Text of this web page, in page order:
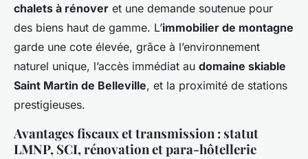
chalets à rénover et une demande soutenue pour
des biens haut de gamme. L’immobilier de montagne
garde une cote élevée, grâce à l’environnement
naturel unique, l’accès immédiat au domaine skiable
Saint Martin de Belleville, et la proximité de stations
prestigieuses.
Avantages fiscaux et transmission : statut
LMNP, SCI, rénovation et para-hôtellerie